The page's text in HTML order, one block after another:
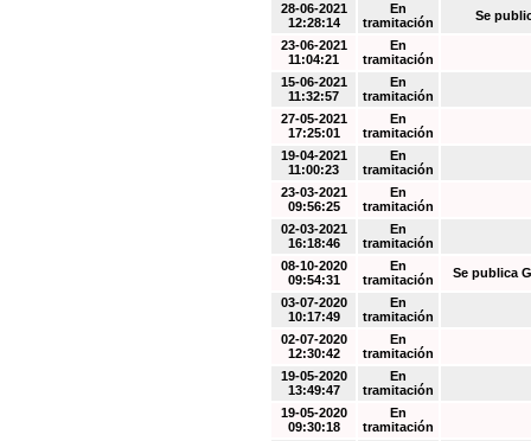
28-06-2021
12:28:14
En
tramitación
Se
23-06-2021
11:04:21
En
tramitación
15-06-2021
11:32:57
En
tramitación
27-05-2021
17:25:01
En
tramitación
19-04-2021
11:00:23
En
tramitación
23-03-2021
09:56:25
En
tramitación
02-03-2021
16:18:46
En
tramitación
08-10-2020
09:54:31
En
tramitación
Se publica
03-07-2020
10:17:49
En
tramitación
02-07-2020
12:30:42
En
tramitación
19-05-2020
13:49:47
En
tramitación
19-05-2020
09:30:18
En
tramitación